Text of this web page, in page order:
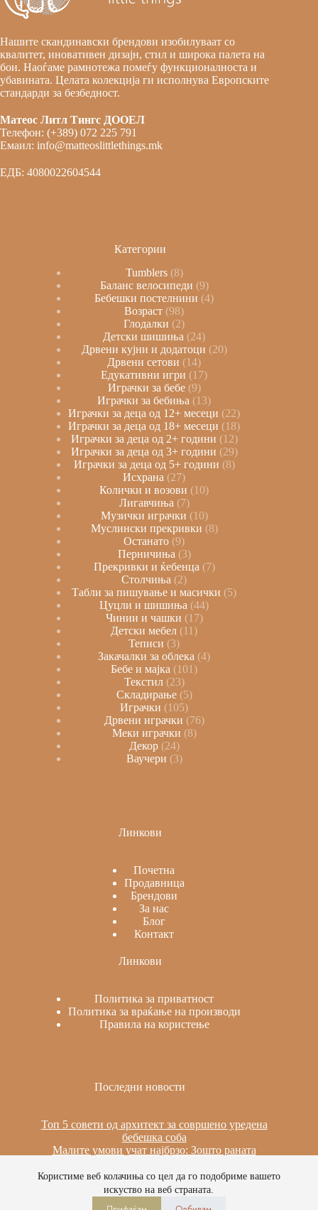
Користиме веб колачиња со цел да го подобриме вашето
искуство на веб страната.
Нашите скандинавски брендови изобилуваат со
квалитет, иновативен дизајн, стил и широка палета на
бои. Наоѓаме рамнотежа помеѓу функционалноста и
убавината. Целата колекција ги исполнува Европските
стандарди за безбедност.
Матеос Литл Тингс ДООЕЛ
Телефон: (+389) 072 225 791
Емаил: info@matteoslittlethings.mk
ЕДБ: 4080022604544
Категории
Tumblers 8
Баланс велосипеди 9
Бебешки постелнини 4
Возраст 98
Глодалки
2
Детски шишиња
24
Дрвени кујни и додатоци 20
Дрвени сетови
14
Едукативни игри
17
Играчки за бебе 9
Играчки за бебиња
13
Играчки за деца од 12+ месеци
22
Играчки за деца од 18+ месеци
18
Играчки за деца од 2+ години 12
Играчки за деца од 3+ години 29
Играчки за деца од 5+ години 8
Исхрана
27
Колички и возови
10
Лигавчиња 7
Музички играчки 10
Муслински прекривки 8
Останато 9
Перничиња 3
Прекривки и ќебенца 7
Столчиња
2
Табли за пишување и масички
5
Цуцли и шишиња 44
Чинии и чашки 17
Детски мебел
11
Теписи
3
Закачалки за облека 4
Бебе и мајка
101
Текстил 23
Складирање 5
Играчки
105
Дрвени играчки 76
Меки играчки 8
Декор 24
Ваучери 3
Линкови
Почетна
Продавница
Брендови
За нас
Блог
Контакт
Линкови
Политика за приватност
Политика за враќање на производи
Правила на користење
Последни новости
Топ 5 совети од архитект за совршено уредена
бебешка соба
Малите умови учат најбрзо: Зошто раната
Сила, стабилност и мир: Пилатес на реформер за
време на бременоста